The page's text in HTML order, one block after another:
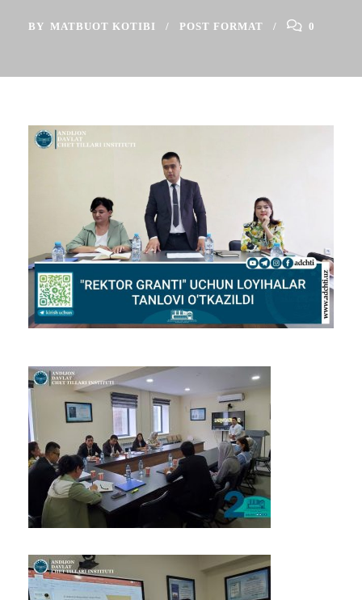
BY MATBUOT KOTIBI POST FORMAT 0